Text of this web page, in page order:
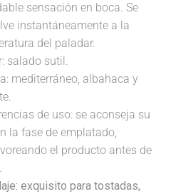
sensación en boca. Se
instantáneamente a la
del paladar.
salado sutil.
mediterráneo, albahaca y
de uso: se aconseja su
la fase de emplatado,
el producto antes de
exquisito para tostadas,